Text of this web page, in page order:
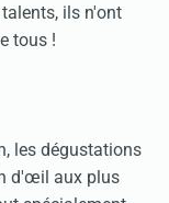
ils n'ont
tous !
les dégustations
d'œil aux plus